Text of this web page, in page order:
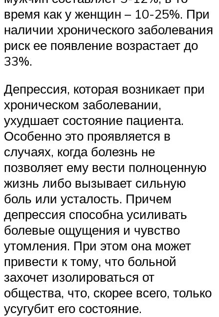
время как у женщин – 10-25%. При
наличии хронического заболевания
риск ее появление возрастает до
33%.
Депрессия, которая возникает при
хроническом заболевании,
ухудшает состояние пациента.
Особенно это проявляется в
случаях, когда болезнь не
позволяет ему вести полноценную
жизнь либо вызывает сильную
боль или усталость. Причем
депрессия способна усиливать
болевые ощущения и чувство
утомления. При этом она может
привести к тому, что больной
захочет изолироваться от
общества, что, скорее всего, только
усугубит его состояние.